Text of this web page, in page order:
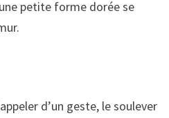
petite forme dorée se
d’un geste, le soulever